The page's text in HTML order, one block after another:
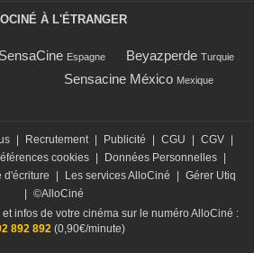
À L'ÉTRANGER
SensaCine Espagne Beyazperde Turquie
Sensacine México Mexique
| Recrutement | Publicité | CGU | CGV |
cookies | Données Personnelles |
d'écriture | Les services AlloCiné | Gérer Utiq
| ©AlloCiné
infos de votre cinéma sur le numéro AlloCiné :
892 892(0,90€/minute)